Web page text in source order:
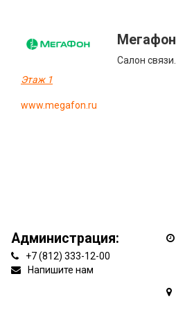
Мегафон
Салон связи.
Этаж 1
www.megafon.ru
Администрация:
+7 (812) 333-12-00
Напишите нам